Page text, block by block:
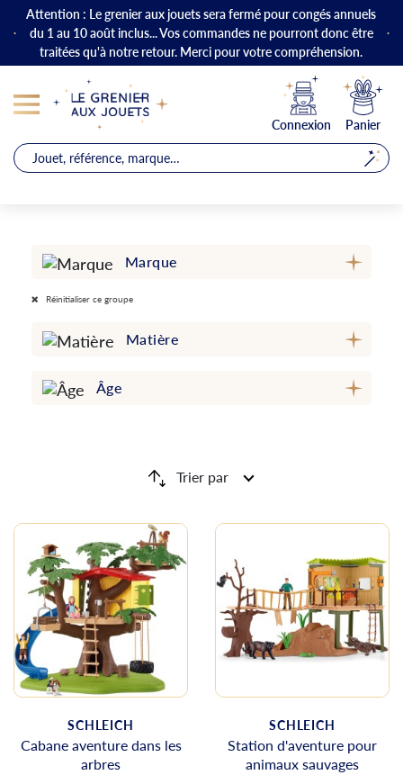
Attention : Le grenier aux jouets sera fermé pour congés annuels
du 1 au 10 août inclus... Vos commandes ne pourront donc être
traitées qu'à notre retour. Merci pour votre compréhension.
Connexion Panier
Marque
Réinitialiser ce groupe
Matière
Âge
Trier par
SCHLEICH
Cabane aventure dans les
arbres
SCHLEICH
Station d'aventure pour
animaux sauvages